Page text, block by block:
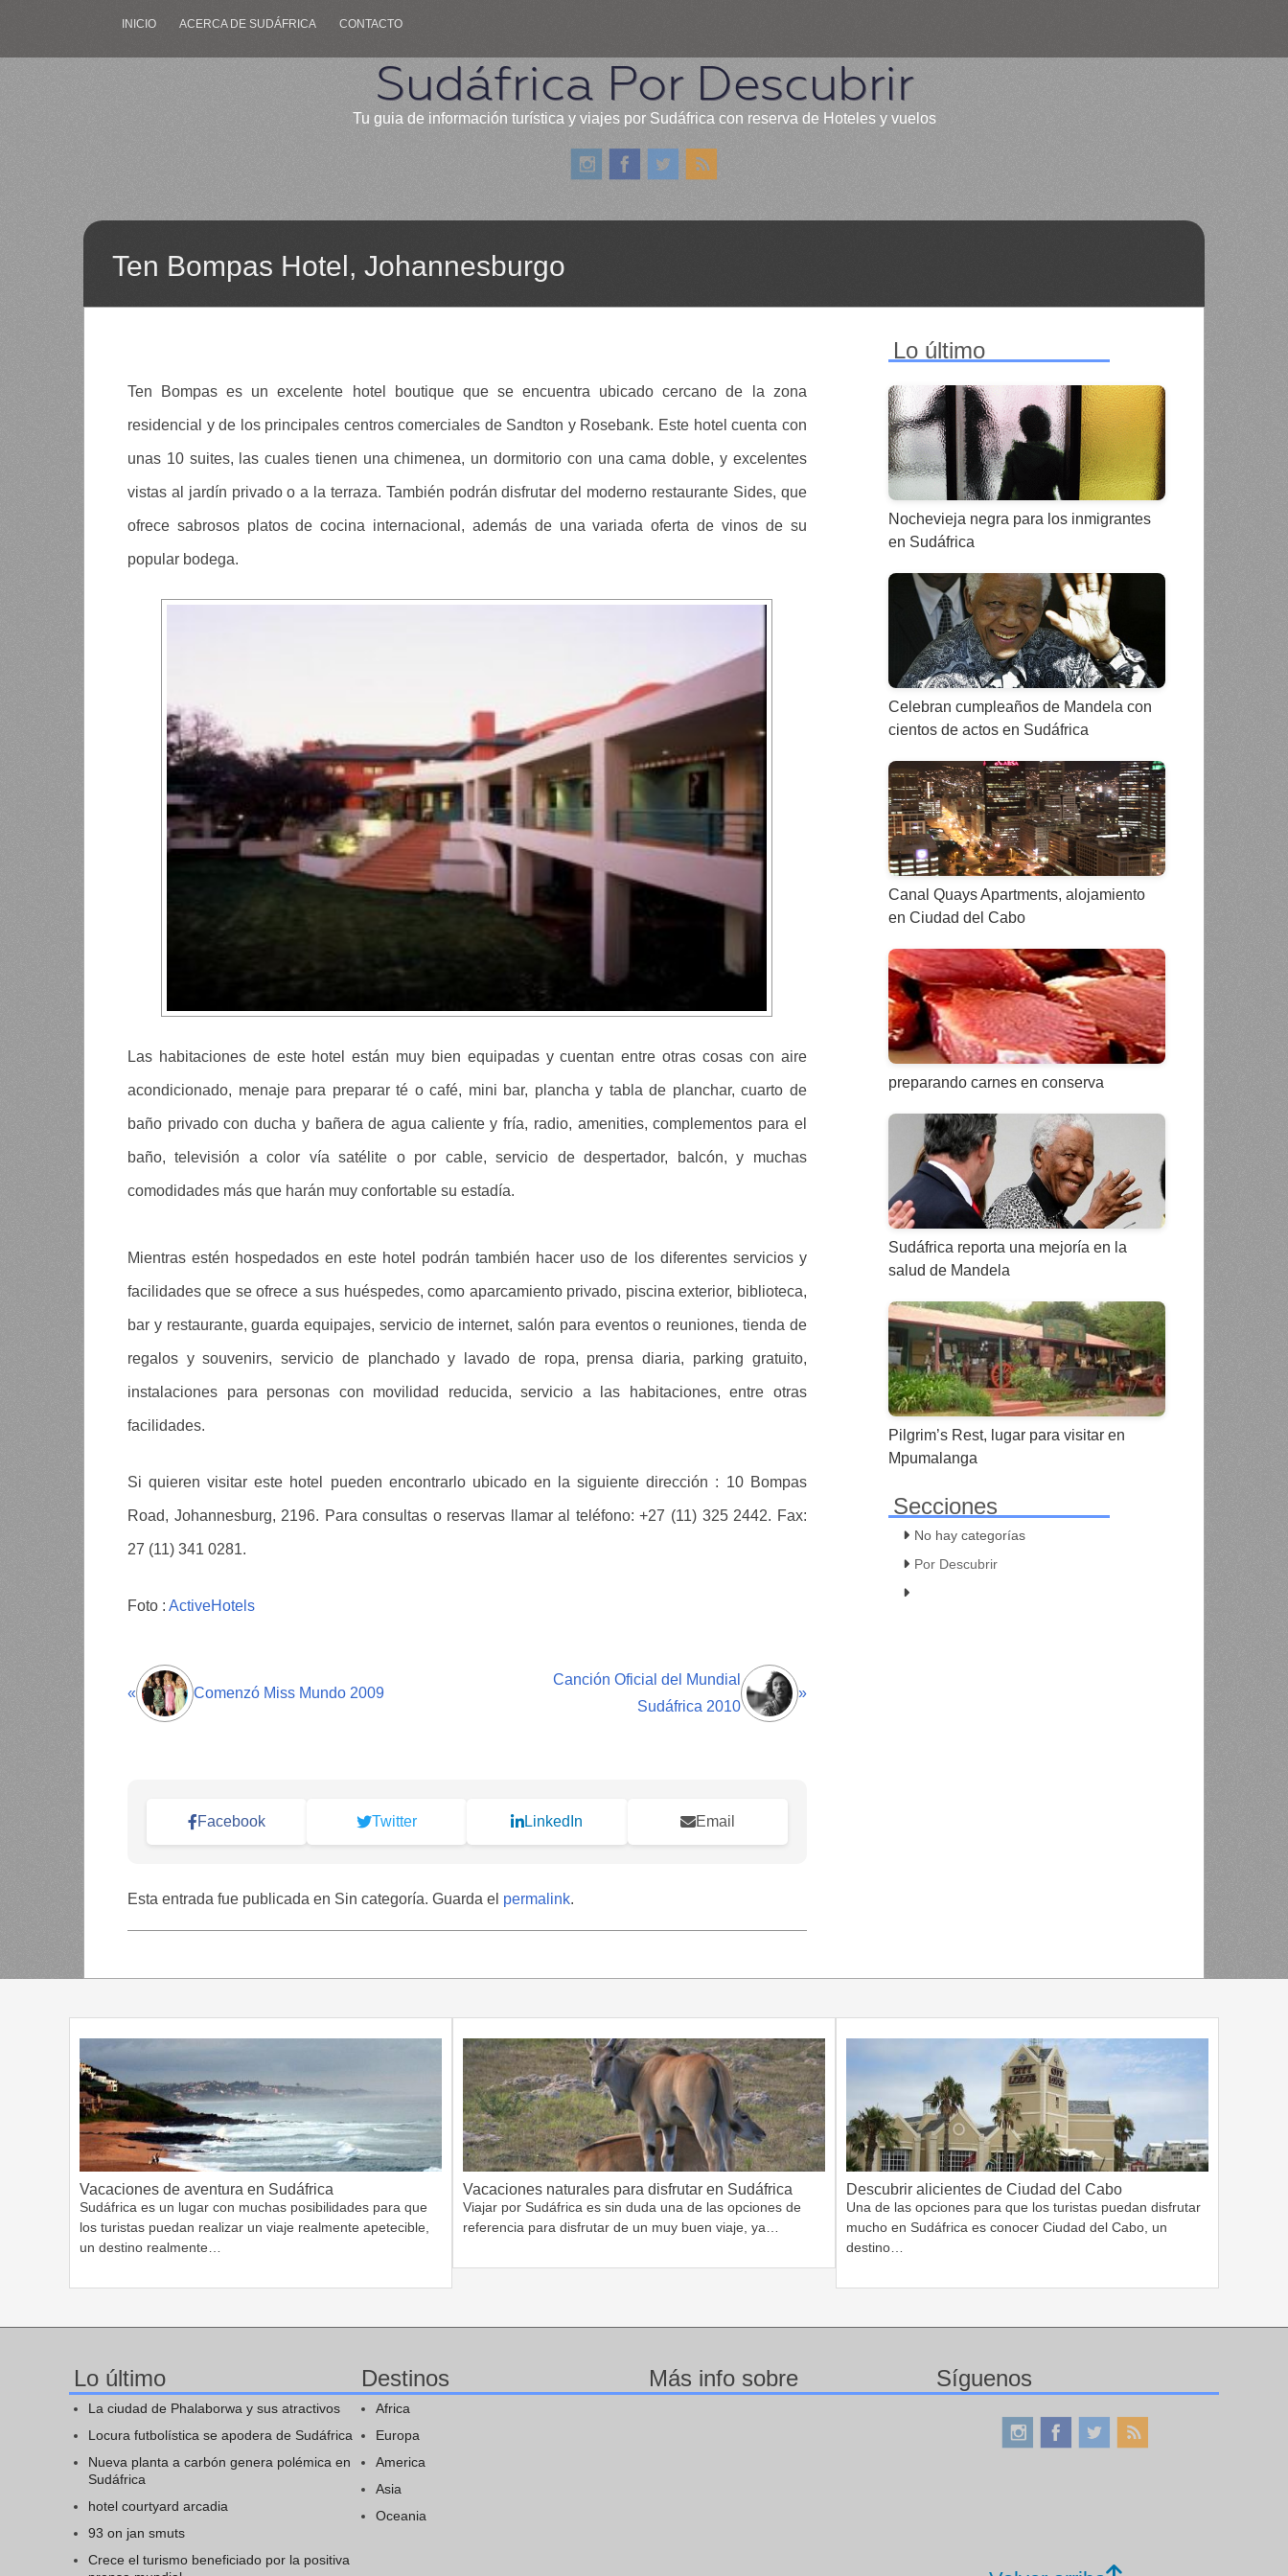
INICIO ACERCA DE SUDÁFRICA CONTACTO
Sudáfrica Por Descubrir
Tu guia de información turística y viajes por Sudáfrica con reserva de Hoteles y vuelos
Ten Bompas Hotel, Johannesburgo
Ten Bompas es un excelente hotel boutique que se encuentra ubicado cercano de la zona
residencial y de los principales centros comerciales de Sandton y Rosebank. Este hotel cuenta con
unas 10 suites, las cuales tienen una chimenea, un dormitorio con una cama doble, y excelentes
vistas al jardín privado o a la terraza. También podrán disfrutar del moderno restaurante Sides, que
ofrece sabrosos platos de cocina internacional, además de una variada oferta de vinos de su
popular bodega.
Las habitaciones de este hotel están muy bien equipadas y cuentan entre otras cosas con aire
acondicionado, menaje para preparar té o café, mini bar, plancha y tabla de planchar, cuarto de
baño privado con ducha y bañera de agua caliente y fría, radio, amenities, complementos para el
baño, televisión a color vía satélite o por cable, servicio de despertador, balcón, y muchas
comodidades más que harán muy confortable su estadía.
Mientras estén hospedados en este hotel podrán también hacer uso de los diferentes servicios y
facilidades que se ofrece a sus huéspedes, como aparcamiento privado, piscina exterior, biblioteca,
bar y restaurante, guarda equipajes, servicio de internet, salón para eventos o reuniones, tienda de
regalos y souvenirs, servicio de planchado y lavado de ropa, prensa diaria, parking gratuito,
instalaciones para personas con movilidad reducida, servicio a las habitaciones, entre otras
facilidades.
Si quieren visitar este hotel pueden encontrarlo ubicado en la siguiente dirección : 10 Bompas
Road, Johannesburg, 2196. Para consultas o reservas llamar al teléfono: +27 (11) 325 2442. Fax:
27 (11) 341 0281.
Foto : ActiveHotels
« Comenzó Miss Mundo 2009
Canción Oficial del Mundial
Sudáfrica 2010
»
Facebook Twitter LinkedIn Email
Esta entrada fue publicada en Sin categoría. Guarda el permalink.
Lo último
Nochevieja negra para los inmigrantes
en Sudáfrica
Celebran cumpleaños de Mandela con
cientos de actos en Sudáfrica
Canal Quays Apartments, alojamiento
en Ciudad del Cabo
preparando carnes en conserva
Sudáfrica reporta una mejoría en la
salud de Mandela
Pilgrim’s Rest, lugar para visitar en
Mpumalanga
Secciones
No hay categorías
Por Descubrir
Vacaciones de aventura en Sudáfrica
Sudáfrica es un lugar con muchas posibilidades para que
los turistas puedan realizar un viaje realmente apetecible,
un destino realmente…
Vacaciones naturales para disfrutar en Sudáfrica
Viajar por Sudáfrica es sin duda una de las opciones de
referencia para disfrutar de un muy buen viaje, ya…
Descubrir alicientes de Ciudad del Cabo
Una de las opciones para que los turistas puedan disfrutar
mucho en Sudáfrica es conocer Ciudad del Cabo, un
destino…
Lo último
La ciudad de Phalaborwa y sus atractivos
Locura futbolística se apodera de Sudáfrica
Nueva planta a carbón genera polémica en
Sudáfrica
hotel courtyard arcadia
93 on jan smuts
Crece el turismo beneficiado por la positiva
Destinos
Africa
Europa
America
Asia
Oceania
Más info sobre Síguenos